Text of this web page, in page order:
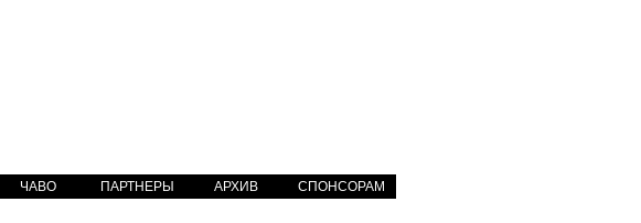
ЧАВО ПАРТНЕРЫ АРХИВ СПОНСОРАМ